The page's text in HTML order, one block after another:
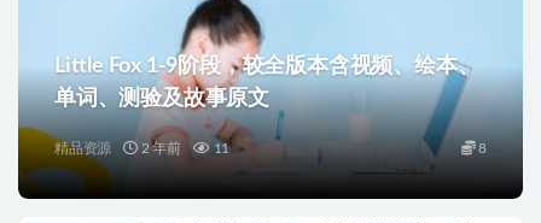
Little Fox 1-9阶段，较全版本含视频、绘本、
单词、测验及故事原文
精品资源 2 年前 11 8